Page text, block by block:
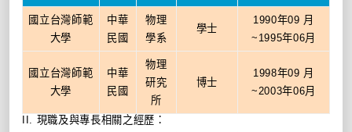
國立台灣師範
大學
中華
民國
物理
學系
學士
1990年09 月
~1995年06月
國立台灣師範
大學
中華
民國
物理
研究
所
博士
1998年09 月
~2003年06月
II. 現職及與專長相關之經歷：